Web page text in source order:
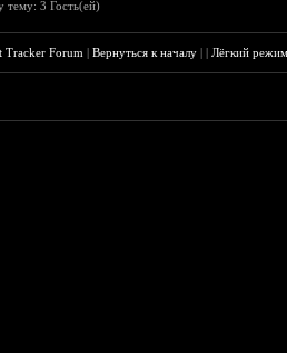
тему: 3 Гость(ей)
Tracker Forum |Вернуться к началу ||Лёгкий